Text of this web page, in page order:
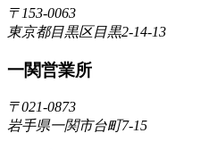
〒153-0063
東京都目黒区目黒2-14-13
一関営業所
〒021-0873
岩手県一関市台町7-15